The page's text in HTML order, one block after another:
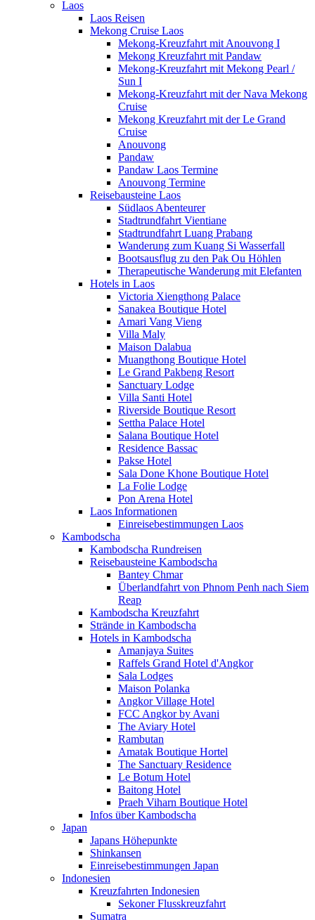
Laos
Laos Reisen
Mekong Cruise Laos
Mekong-Kreuzfahrt mit Anouvong I
Mekong Kreuzfahrt mit Pandaw
Mekong-Kreuzfahrt mit Mekong Pearl /
Sun I
Mekong-Kreuzfahrt mit der Nava Mekong
Cruise
Mekong Kreuzfahrt mit der Le Grand
Cruise
Anouvong
Pandaw
Pandaw Laos Termine
Anouvong Termine
Reisebausteine Laos
Südlaos Abenteurer
Stadtrundfahrt Vientiane
Stadtrundfahrt Luang Prabang
Wanderung zum Kuang Si Wasserfall
Bootsausflug zu den Pak Ou Höhlen
Therapeutische Wanderung mit Elefanten
Hotels in Laos
Victoria Xiengthong Palace
Sanakea Boutique Hotel
Amari Vang Vieng
Villa Maly
Maison Dalabua
Muangthong Boutique Hotel
Le Grand Pakbeng Resort
Sanctuary Lodge
Villa Santi Hotel
Riverside Boutique Resort
Settha Palace Hotel
Salana Boutique Hotel
Residence Bassac
Pakse Hotel
Sala Done Khone Boutique Hotel
La Folie Lodge
Pon Arena Hotel
Laos Informationen
Einreisebestimmungen Laos
Kambodscha
Kambodscha Rundreisen
Reisebausteine Kambodscha
Bantey Chmar
Überlandfahrt von Phnom Penh nach Siem
Reap
Kambodscha Kreuzfahrt
Strände in Kambodscha
Hotels in Kambodscha
Amanjaya Suites
Raffels Grand Hotel d'Angkor
Sala Lodges
Maison Polanka
Angkor Village Hotel
FCC Angkor by Avani
The Aviary Hotel
Rambutan
Amatak Boutique Hortel
The Sanctuary Residence
Le Botum Hotel
Baitong Hotel
Praeh Viharn Boutique Hotel
Infos über Kambodscha
Japan
Japans Höhepunkte
Shinkansen
Einreisebestimmungen Japan
Indonesien
Kreuzfahrten Indonesien
Sekoner Flusskreuzfahrt
Sumatra